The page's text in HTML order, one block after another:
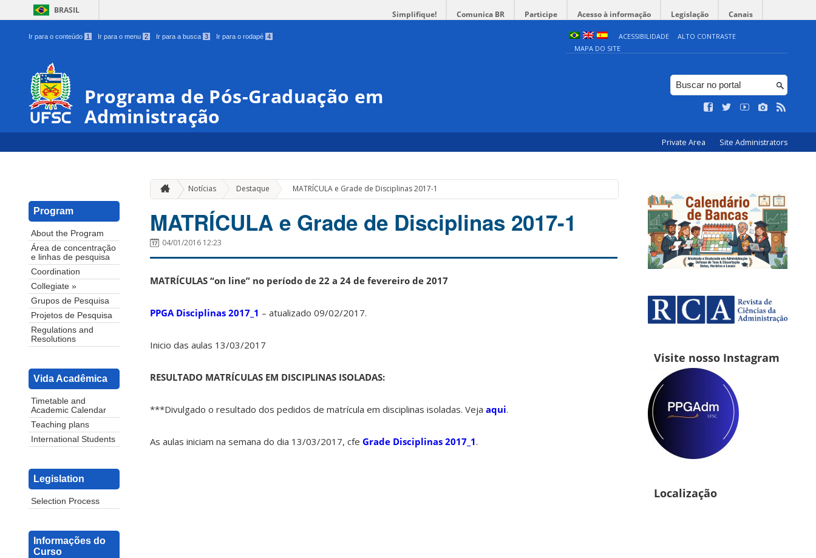
BRASIL Simplifique! Comunica BR Participe Acesso à informação Legislação Canais
Ir para o conteúdo 1 Ir para o menu 2 Ir para a busca 3 Ir para o rodapé 4 ACESSIBILIDADE
ALTO CONTRASTE
MAPA DO SITE
Programa de Pós-Graduação em
Administração
Private Area Site Administrators
Program
About the Program
Área de concentração
e linhas de pesquisa
Coordination
Collegiate »
Grupos de Pesquisa
Projetos de Pesquisa
Regulations and
Resolutions
Vida Acadêmica
Timetable and
Academic Calendar
Teaching plans
International Students
Legislation
Selection Process
Informações do
Curso
Notícias Destaque » MATRÍCULA e Grade de Disciplinas 2017-1
MATRÍCULA e Grade de Disciplinas 2017-1
04/01/2016 12:23
MATRÍCULAS “on line” no período de 22 a 24 de fevereiro de 2017
PPGA Disciplinas 2017_1 – atualizado 09/02/2017.
Inicio das aulas 13/03/2017
RESULTADO MATRÍCULAS EM DISCIPLINAS ISOLADAS:
***Divulgado o resultado dos pedidos de matrícula em disciplinas isoladas. Veja aqui.
As aulas iniciam na semana do dia 13/03/2017, cfe Grade Disciplinas 2017_1.
Visite nosso Instagram
Localização